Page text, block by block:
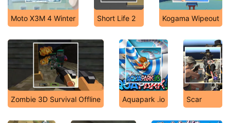
Moto X3M 4 Winter Short Life 2 Kogama Wipeout
Zombie 3D Survival Offline Aquapark .io Scar